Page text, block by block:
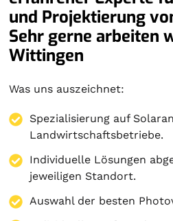
und Projektierung
Sehr gerne arbeiten
Wittingen
Was uns auszeichnet:
Spezialisierung auf
Landwirtschaftsbetriebe.
Individuelle Lösungen
jeweiligen Standort.
Auswahl der besten